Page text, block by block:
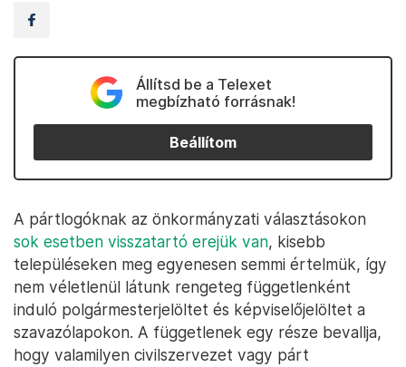
Állítsd be a Telexet
megbízható forrásnak!
Beállítom
A pártlogóknak az önkormányzati választásokon
sok esetben visszatartó erejük van, kisebb
településeken meg egyenesen semmi értelmük, így
nem véletlenül látunk rengeteg függetlenként
induló polgármesterjelöltet és képviselőjelöltet a
szavazólapokon. A függetlenek egy része bevallja,
hogy valamilyen civilszervezet vagy párt